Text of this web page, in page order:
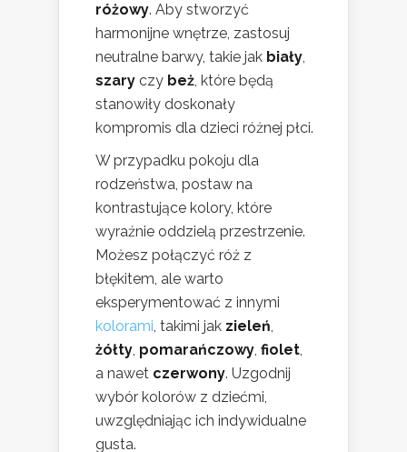
różowy. Aby stworzyć
harmonijne wnętrze, zastosuj
neutralne barwy, takie jak biały,
szary czy beż, które będą
stanowiły doskonały
kompromis dla dzieci różnej płci.
W przypadku pokoju dla
rodzeństwa, postaw na
kontrastujące kolory, które
wyraźnie oddzielą przestrzenie.
Możesz połączyć róż z
błękitem, ale warto
eksperymentować z innymi
kolorami, takimi jak zieleń,
żółty, pomarańczowy, fiolet,
a nawet czerwony. Uzgodnij
wybór kolorów z dziećmi,
uwzględniając ich indywidualne
gusta.